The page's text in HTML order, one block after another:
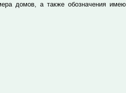
домов, а также обозначения